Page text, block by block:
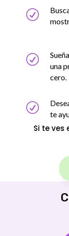
R
R
una
cero.
R
te
Si te ves